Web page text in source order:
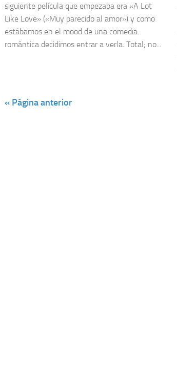
siguiente película que empezaba era «A Lot
Like Love» («Muy parecido al amor») y como
estábamos en el mood de una comedia
romántica decidimos entrar a verla. Total; no...
« Página anterior